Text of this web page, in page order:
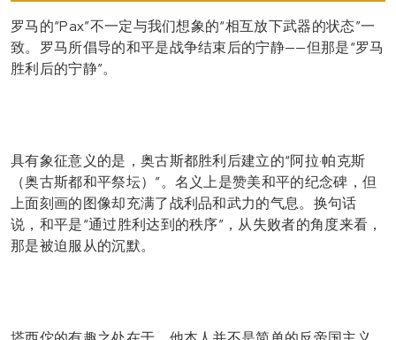
罗马的“Pax”不一定与我们想象的“相互放下武器的状态”一
致。罗马所倡导的和平是战争结束后的宁静——但那是“罗马
胜利后的宁静”。
具有象征意义的是，奥古斯都胜利后建立的“阿拉·帕克斯
（奥古斯都和平祭坛）”。名义上是赞美和平的纪念碑，但
上面刻画的图像却充满了战利品和武力的气息。换句话
说，和平是“通过胜利达到的秩序”，从失败者的角度来看，
那是被迫服从的沉默。